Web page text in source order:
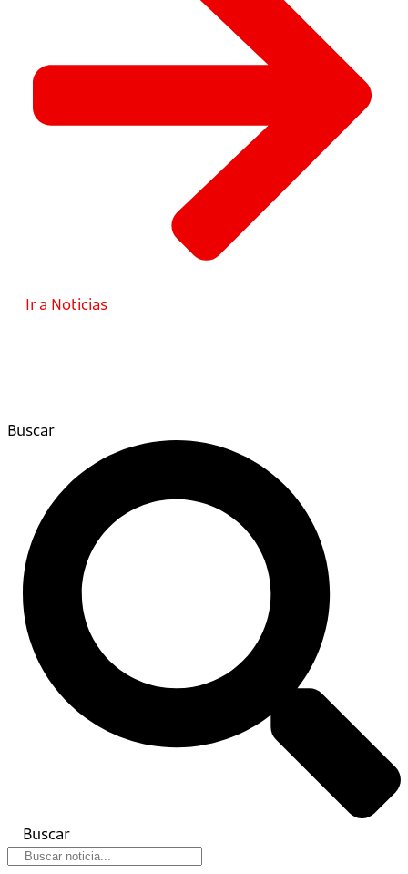
Ir a Noticias
Buscar
Buscar